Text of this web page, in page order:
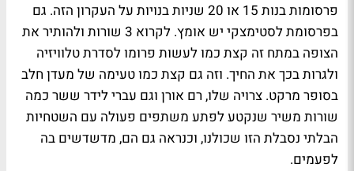
פרסומות בנות 15 או 20 שניות בנויות על העקרון הזה. גם
בפרסומת לסטימצקי יש אומץ. לקרוא 3 שורות ולהותיר את
הצופה במתח זה קצת כמו לעשות פרומו לסדרת טלוויזיה
ולגרות בכך את החיך. וזה גם קצת כמו טעימה של מעדן חלב
בסופר מרקט. צרויה שלו, רם אורן וגם עברי לידר ששר כמה
שורות משיר שנקטע לפתע משתפים פעולה עם השטחיות
הבלתי נסבלת הזו שכולנו, וכנראה גם הם, מדשדשים בה
לפעמים.